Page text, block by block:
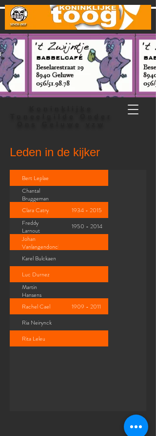
Leden in de kijker
Bert Leplae
Chantal
Bruggeman
Clara Catry
1934 - 2015
Freddy
Larnout
1950 - 2014
Johan
Vanlangendonck
Karel Bulckaen
Luc Durnez
Martin
Hansens
Rachel Cael
1909 - 2011
Ria Neirynck
Rita Leleu